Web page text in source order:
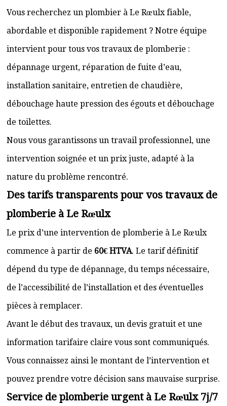
Vous recherchez un plombier à Le Rœulx fiable,
abordable et disponible rapidement ? Notre équipe
intervient pour tous vos travaux de plomberie :
dépannage urgent, réparation de fuite d’eau,
installation sanitaire, entretien de chaudière,
débouchage haute pression des égouts et débouchage
de toilettes.
Nous vous garantissons un travail professionnel, une
intervention soignée et un prix juste, adapté à la
nature du problème rencontré.
Des tarifs transparents pour vos travaux de
plomberie à Le Rœulx
Le prix d’une intervention de plomberie à Le Rœulx
commence à partir de 60€ HTVA. Le tarif définitif
dépend du type de dépannage, du temps nécessaire,
de l’accessibilité de l’installation et des éventuelles
pièces à remplacer.
Avant le début des travaux, un devis gratuit et une
information tarifaire claire vous sont communiqués.
Vous connaissez ainsi le montant de l’intervention et
pouvez prendre votre décision sans mauvaise surprise.
Service de plomberie urgent à Le Rœulx 7j/7